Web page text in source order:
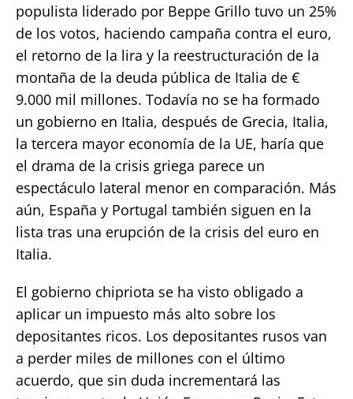
populista liderado por Beppe Grillo tuvo un 25%
de los votos, haciendo campaña contra el euro,
el retorno de la lira y la reestructuración de la
montaña de la deuda pública de Italia de €
9.000 mil millones. Todavía no se ha formado
un gobierno en Italia, después de Grecia, Italia,
la tercera mayor economía de la UE, haría que
el drama de la crisis griega parece un
espectáculo lateral menor en comparación. Más
aún, España y Portugal también siguen en la
lista tras una erupción de la crisis del euro en
Italia.
El gobierno chipriota se ha visto obligado a
aplicar un impuesto más alto sobre los
depositantes ricos. Los depositantes rusos van
a perder miles de millones con el último
acuerdo, que sin duda incrementará las